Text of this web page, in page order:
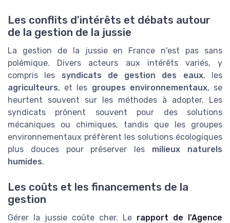
Les conflits d'intérêts et débats autour
de la gestion de la jussie
La gestion de la jussie en France n'est pas sans
polémique. Divers acteurs aux intérêts variés, y
compris les syndicats de gestion des eaux, les
agriculteurs, et les groupes environnementaux, se
heurtent souvent sur les méthodes à adopter. Les
syndicats prônent souvent pour des solutions
mécaniques ou chimiques, tandis que les groupes
environnementaux préfèrent les solutions écologiques
plus douces pour préserver les milieux naturels
humides.
Les coûts et les financements de la
gestion
Gérer la jussie coûte cher. Le rapport de l'Agence